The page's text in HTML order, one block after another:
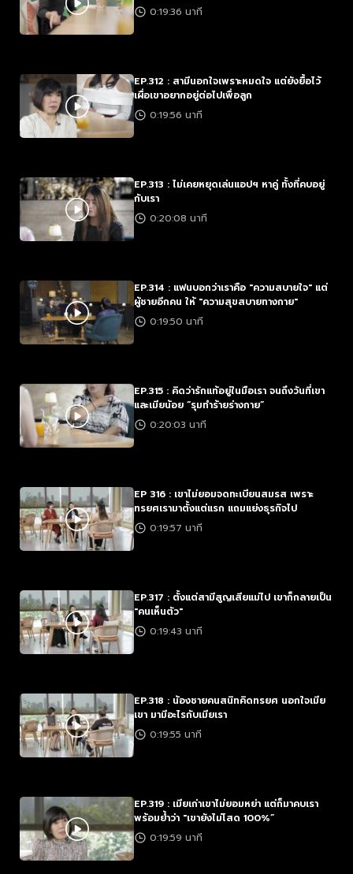
0:19:36 นาที
EP.312 : สามีนอกใจเพราะหมดใจ แต่ยังยื้อไว้
เผื่อเขาอยากอยู่ต่อไปเพื่อลูก
0:19:56 นาที
EP.313 : ไม่เคยหยุดเล่นแอปฯ หาคู่ ทั้งที่คบอยู่
กับเรา
0:20:08 นาที
EP.314 : แฟนบอกว่าเราคือ "ความสบายใจ" แต่
ผู้ชายอีกคน ให้ "ความสุขสบายทางกาย"
0:19:50 นาที
EP.315 : คิดว่ารักแท้อยู่ในมือเรา จนถึงวันที่เขา
และเมียน้อย “รุมทำร้ายร่างกาย”
0:20:03 นาที
EP 316 : เขาไม่ยอมจดทะเบียนสมรส เพราะ
ทรยศเรามาตั้งแต่แรก แถมแย่งธุรกิจไป
0:19:57 นาที
EP.317 : ตั้งแต่สามีสูญเสียแม่ไป เขาก็กลายเป็น
"คนเห็นตัว"
0:19:43 นาที
EP.318 : น้องชายคนสนิทคิดทรยศ นอกใจเมีย
เขา มามีอะไรกับเมียเรา
0:19:55 นาที
EP.319 : เมียเก่าเขาไม่ยอมหย่า แต่ก็มาคบเรา
พร้อมย้ำว่า "เขายังไม่โสด 100%”
0:19:59 นาที